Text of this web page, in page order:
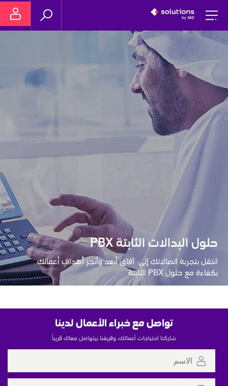
حلول البدالات الثابتة PBX
انتقل بتجربة اتصالاتك إلى  آفاق أبعد وأنجز أهداف أعمالك
بكفاءة مع حلول PBX الثابتة
تواصل مع خبراء الأعمال لدينا
شاركنا احتياجات أعمالك، وفريقنا بيتواصل معاك قريباً